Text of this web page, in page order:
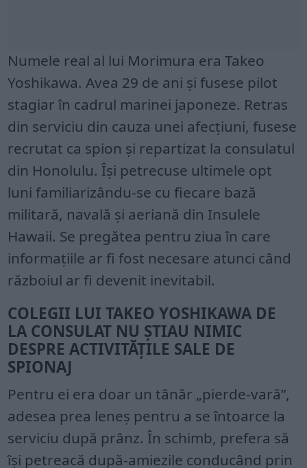
Numele real al lui Morimura era Takeo
Yoshikawa. Avea 29 de ani și fusese pilot
stagiar în cadrul marinei japoneze. Retras
din serviciu din cauza unei afecțiuni, fusese
recrutat ca spion și repartizat la consulatul
din Honolulu. Își petrecuse ultimele opt
luni familiarizându-se cu fiecare bază
militară, navală și aeriană din Insulele
Hawaii. Se pregătea pentru ziua în care
informațiile ar fi fost necesare atunci când
războiul ar fi devenit inevitabil.
COLEGII LUI TAKEO YOSHIKAWA DE
LA CONSULAT NU ȘTIAU NIMIC
DESPRE ACTIVITĂȚILE SALE DE
SPIONAJ
Pentru ei era doar un tânăr „pierde-vară”,
adesea prea leneș pentru a se întoarce la
serviciu după prânz. În schimb, prefera să
își petreacă după-amiezile conducând prin